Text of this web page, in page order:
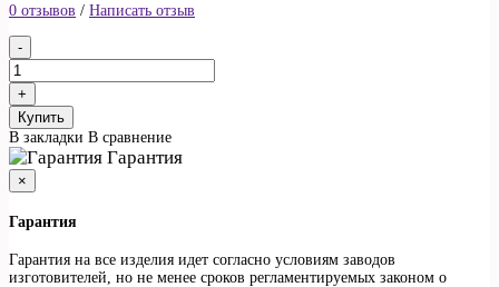
0 отзывов / Написать отзыв
Купить
В закладки В сравнение
Гарантия
×
Гарантия
Гарантия на все изделия идет согласно условиям заводов
изготовителей, но не менее сроков регламентируемых законом о